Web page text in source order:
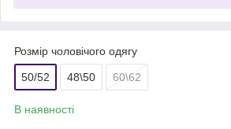
Розмір чоловічого одягу
50/52 48\50 60\62
В наявності